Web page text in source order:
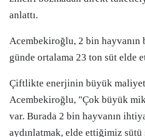
anlattı.
Acembekiroğlu, 2 bin
günde ortalama 23 ton süt elde
Çiftlikte enerjinin büyük maliyet
Acembekiroğlu, "Çok büyük
var. Burada 2 bin hayvanın
aydınlatmak, elde ettiğimiz